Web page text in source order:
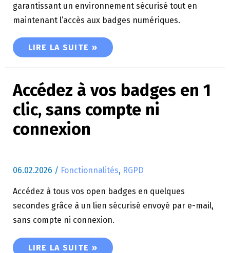
garantissant un environnement sécurisé tout en
maintenant l’accès aux badges numériques.
OPEN BADGE PASSPORT RENFORCE LA
LIRE LA SUITE »
Accédez à vos badges en 1
clic, sans compte ni
connexion
06.02.2026 / Fonctionnalités, RGPD
Accédez à tous vos open badges en quelques
secondes grâce à un lien sécurisé envoyé par e-mail,
sans compte ni connexion.
ACCÉDEZ À VOS BADGES EN 1 CLIC, SANS
LIRE LA SUITE »